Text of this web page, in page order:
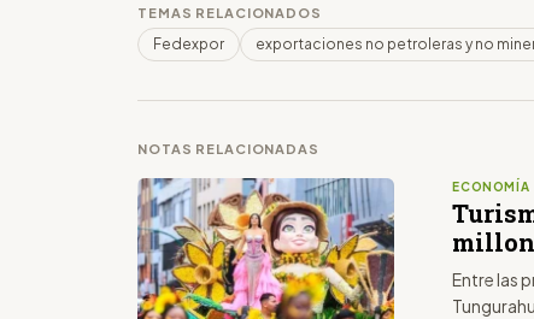
TEMAS RELACIONADOS
Fedexpor exportaciones no petroleras y no
NOTAS RELACIONADAS
ECONOMÍA
Entre las